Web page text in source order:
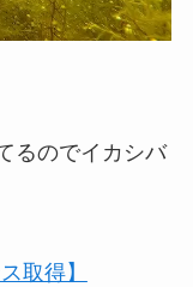
るのでイカシバ
取得】